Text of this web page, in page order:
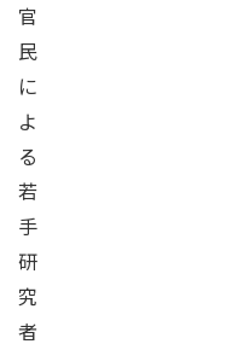
官
民
に
よ
る
若
手
研
究
者